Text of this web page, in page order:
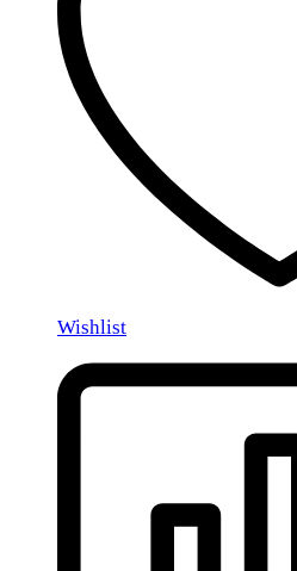
Wishlist